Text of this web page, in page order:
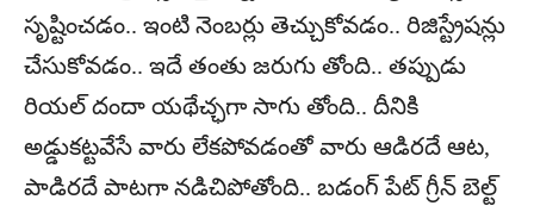
సృష్టించడం.. ఇంటి నెంబర్లు తెచ్చుకోవడం.. రిజిస్ట్రేషన్లు
చేసుకోవడం.. ఇదే తంతు జరుగు తోంది.. తప్పుడు
రియల్‌ దందా యథేచ్ఛగా సాగు తోంది.. దీనికి
అడ్డుకట్టవేసే వారు లేకపోవడంతో వారు ఆడిరదే ఆట,
పాడిరదే పాటగా నడిచిపోతోంది.. బడంగ్‌ పేట్‌ గ్రీన్‌ బెల్ట్‌